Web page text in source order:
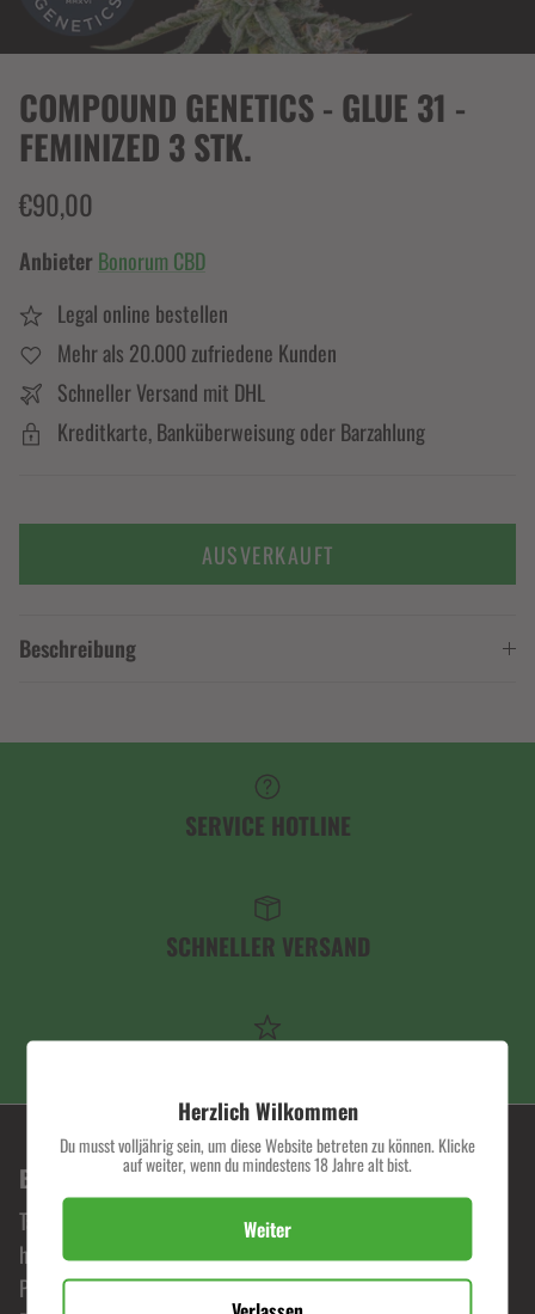
COMPOUND GENETICS - GLUE 31 -
FEMINIZED 3 STK.
€90,00
Anbieter Bonorum CBD
Legal online bestellen
Mehr als 20.000 zufriedene Kunden
Schneller Versand mit DHL
Kreditkarte, Banküberweisung oder Barzahlung
AUSVERKAUFT
Beschreibung
SERVICE HOTLINE
SCHNELLER VERSAND
BONORUM PREMIUM HEMP SHOP
Tauche ein in die Welt von Bonorum, wo Leidenschaft für
hochwertige Hanfprodukte zelebriert wird. Erlebe
Premiumqualität zu fairen Preisen und begib dich auf eine
Herzlich Wilkommen
Du musst volljährig sein, um diese Website betreten zu können. Klicke
auf weiter, wenn du mindestens 18 Jahre alt bist.
Weiter